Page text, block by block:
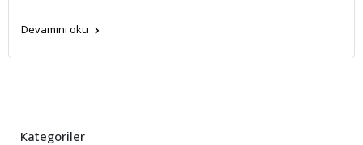
Devamını oku
Kategoriler